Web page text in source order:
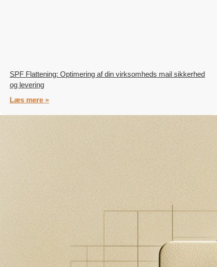
SPF Flattening: Optimering af din virksomheds mail sikkerhed
og levering
Læs mere »